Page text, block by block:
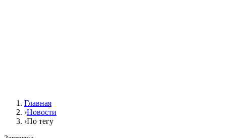
Главная
›Новости
›По тегу